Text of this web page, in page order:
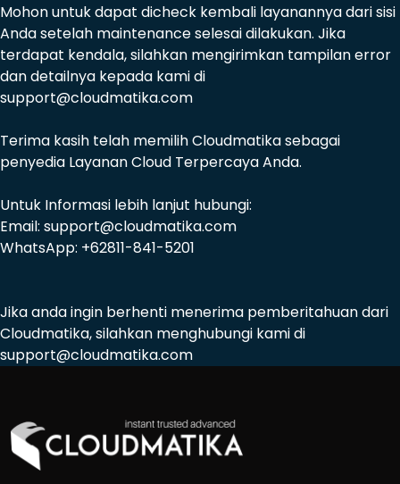
Mohon untuk dapat dicheck kembali layanannya dari sisi
Anda setelah maintenance selesai dilakukan. Jika
terdapat kendala, silahkan mengirimkan tampilan error
dan detailnya kepada kami di
support@cloudmatika.com
Terima kasih telah memilih Cloudmatika sebagai
penyedia Layanan Cloud Terpercaya Anda.
Untuk Informasi lebih lanjut hubungi:
Email: support@cloudmatika.com
WhatsApp: +62811-841-5201
Jika anda ingin berhenti menerima pemberitahuan dari
Cloudmatika, silahkan menghubungi kami di
support@cloudmatika.com